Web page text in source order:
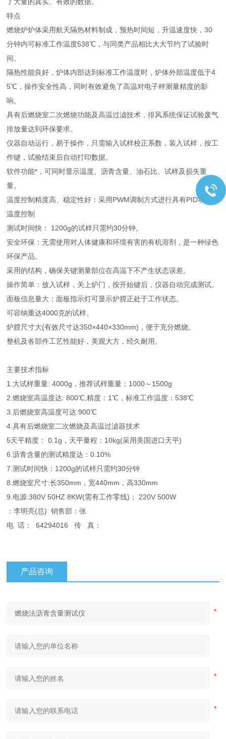
特点
燃烧炉炉体采用航天隔热材料制成，预热时间短，升温速度快，30
分钟内可标准工作温度538℃，与同类产品相比大大节约了试验时
间。
隔热性能良好，炉体内部达到标准工作温度时，炉体外部温度低于4
5℃，操作安全性高，同时有效避免了高温对电子秤测量精度的影
响。
具有后燃烧室二次燃烧功能及高温过滤技术，排风系统保证试验废气
排放量达到环保要求。
仪器自动运行，易于操作，只需输入试样校正系数，装入试样，按工
作键，试验结束后自动打印数据。
软件功能*，可同时显示温度、沥青含量、油石比、试样及损失重
量。
温度控制精度高、稳定性好：采用PWM调制方式进行具有PID功能的
温度控制
测试时间快： 1200g的试样只需约30分钟。
安全环保：无需使用对人体健康和环境有害的有机溶剂，是一种绿色
环保产品。
采用的结构，确保关键测量部位在高温下不产生状态误差。
操作简单：放入试样，关上炉门，按开始键后，仪器自动完成测试。
面板信息量大：面板指示灯可显示炉膛正处于工作状态。
可容纳重达4000克的试样。
炉膛尺寸大(有效尺寸达350×440×330mm)，便于充分燃烧。
整机及各部件工艺性能好，美观大方，经久耐用。
主要技术指标
1.大试样重量: 4000g，推荐试样重量：1000～1500g
2.燃烧室高温度达: 800℃,精度：1℃，标准工作温度：538℃
3.后燃烧室高温度可达:900℃
4.具有后燃烧室二次燃烧及高温过滤器技术
5天平精度： 0.1g，天平量程：10kg(采用美国进口天平)
6.沥青含量的测试精度达：0.10%
7.测试时间快：1200g的试样只需约30分钟
8.燃烧室尺寸:长350mm，宽440mm，高330mm
9.电源:380V 50HZ 8KW(需有工作零线)； 220V 500W
：李明亮(总) 销售部：张
电 话： 64294016 传 真：
产品咨询